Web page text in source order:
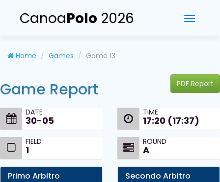
Toggle
CanoaPolo 2026
Home Games Game 13
PDF Report
Game Report
DATE
30-05
TIME
17:20 (17:37)
FIELD
1
ROUND
A
Primo Arbitro Secondo Arbitro